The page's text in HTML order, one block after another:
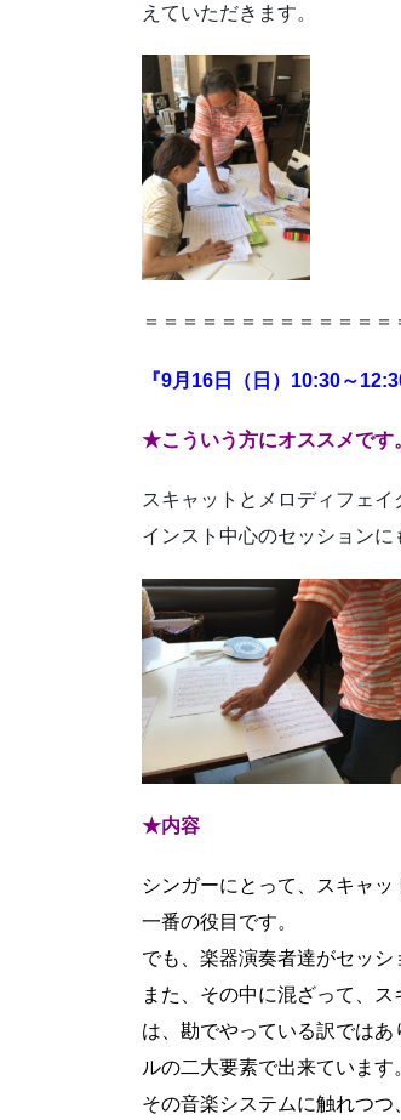
えていただきます。
＝＝＝＝＝＝＝＝＝＝＝＝＝
『9月16日（日）10:30～
★こういう方にオススメです
スキャットとメロディフェイ
インスト中心のセッションに
★内容
シンガーにとって、スキャ
一番の役目です。
でも、楽器演奏者達がセッ
また、その中に混ざって、
は、勘でやっている訳では
ルの二大要素で出来ています
その音楽システムに触れつ